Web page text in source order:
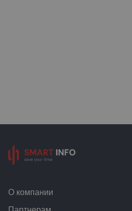
О компании